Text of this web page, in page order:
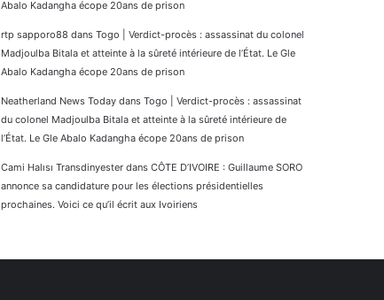
Abalo Kadangha écope 20ans de prison
rtp sapporo88 dans Togo | Verdict-procès : assassinat du colonel
Madjoulba Bitala et atteinte à la sûreté intérieure de l’État. Le Gle
Abalo Kadangha écope 20ans de prison
Neatherland News Today dans Togo | Verdict-procès : assassinat
du colonel Madjoulba Bitala et atteinte à la sûreté intérieure de
l’État. Le Gle Abalo Kadangha écope 20ans de prison
Cami Halısı Transdinyester dans CÔTE D’IVOIRE : Guillaume SORO
annonce sa candidature pour les élections présidentielles
prochaines. Voici ce qu’il écrit aux Ivoiriens